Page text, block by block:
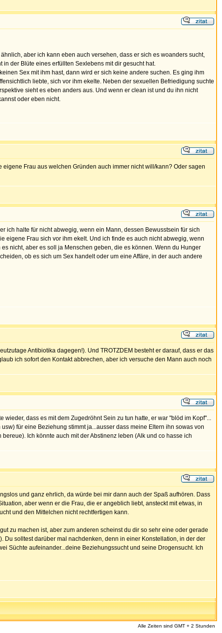
aber ich kann eben auch versehen, dass er sich es woanders sucht,
der Blüte eines erfüllten Sexlebens mit dir gesucht hat.
Sex mit ihm hast, dann wird er sich keine andere suchen. Es ging ihm
liebte, sich vor ihm ekelte. Neben der sexuellen Befriedigung suchte
sieht es eben anders aus. Und wenn er clean ist und du ihn nicht
oder eben nicht.
Frau aus welchen Gründen auch immer nicht will/kann? Oder sagen
ich halte für nicht abwegig, wenn ein Mann, dessen Bewusstsein für sich
eigene Frau sich vor ihm ekelt. Und ich finde es auch nicht abwegig, wenn
nicht, aber es soll ja Menschen geben, die es können. Wenn du Hunger
ob es sich um Sex handelt oder um eine Affäre, in der auch andere
Antibiotika dagegen!). Und TROTZDEM besteht er darauf, dass er das
ich sofort den Kontakt abbrechen, aber ich versuche den Mann auch noch
dass es mit dem Zugedröhnt Sein zu tun hatte, er war "blöd im Kopf"...
für eine Beziehung stimmt ja...ausser dass meine Eltern ihn sowas von
Ich könnte auch mit der Abstinenz leben (Alk und co hasse ich
und ganz ehrlich, da würde bei mir dann auch der Spaß aufhören. Dass
aber wenn er die Frau, die er angeblich liebt, ansteckt mit etwas, in
und den Mittelchen nicht rechtfertigen kann.
zu machen ist, aber zum anderen scheinst du dir so sehr eine oder gerade
Du solltest darüber mal nachdenken, denn in einer Konstellation, in der der
Süchte aufeinander...deine Beziehungssucht und seine Drogensucht. Ich
Alle Zeiten sind GMT + 2 Stunden